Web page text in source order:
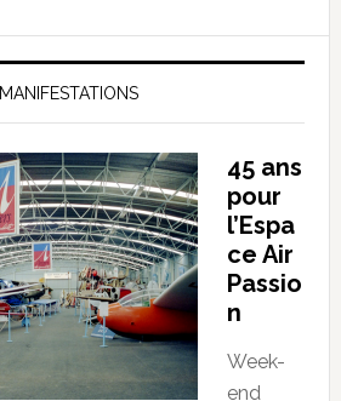
MANIFESTATIONS
45 ans
pour
l’Espa
ce Air
Passio
n
Week-
end